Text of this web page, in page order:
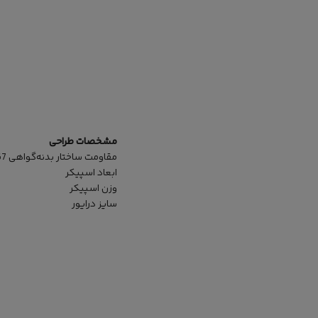
مشخصات طراحی
مقاومت ساختار بدنهگواهی IP67 ( مقاوم در برابر گرد و غبار و غوطه‌ور شدن در آب از عمق 15 سانتی‌متر تا 1 متر تا 30 دقیقه )
ابعاد اسپیکر
وزن اسپیکر
سایز درایور